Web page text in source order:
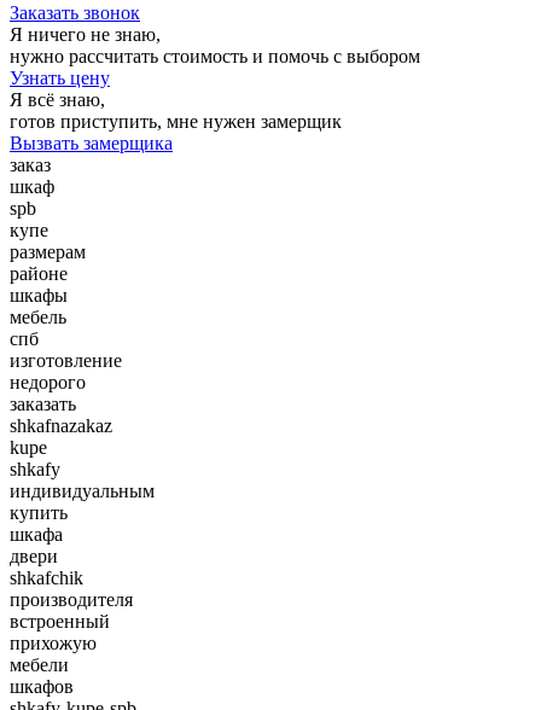
Заказать звонок
Я ничего не знаю,
нужно рассчитать стоимость и помочь с выбором
Узнать цену
Я всё знаю,
готов приступить, мне нужен замерщик
Вызвать замерщика
заказ
шкаф
spb
купе
размерам
районе
шкафы
мебель
спб
изготовление
недорого
заказать
shkafnazakaz
kupe
shkafy
индивидуальным
купить
шкафа
двери
shkafchik
производителя
встроенный
прихожую
мебели
шкафов